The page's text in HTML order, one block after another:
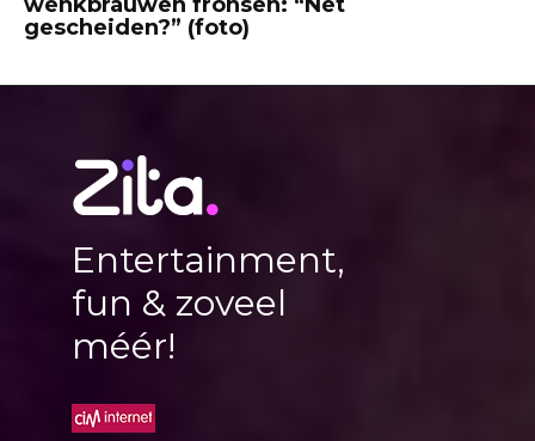
gescheiden?” (foto)
Entertainment,
fun & zoveel
méér!